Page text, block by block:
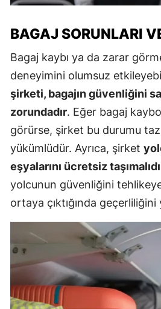
BAGAJ SORUNLARI
Bagaj kaybı ya da zarar
deneyimini olumsuz
şirketi, bagajın güvenliğini
zorundadır. Eğer bagaj
görürse, şirket bu durumu
yükümlüdür. Ayrıca, şirket
eşyalarını ücretsiz
yolcunun güvenliğini
ortaya çıktığında geçerliliğini